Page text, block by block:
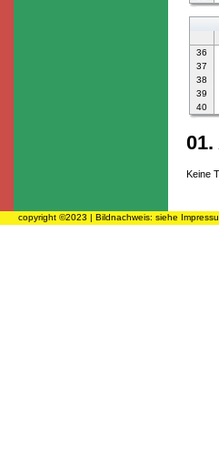
36
37
38
39
40
Keine
copyright ©2023 | Bildnachweis: siehe